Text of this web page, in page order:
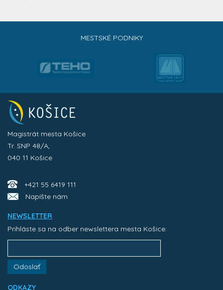
MESTSKÉ PODNIKY
Magistrát mesta Košice
Tr. SNP 48/A,
040 11 Košice
+421 55 6419 111
Napíšte nám
NEWSLETTER
Prihláste sa na odber newslettera mesta Košice:
Odoslať
ODKAZY